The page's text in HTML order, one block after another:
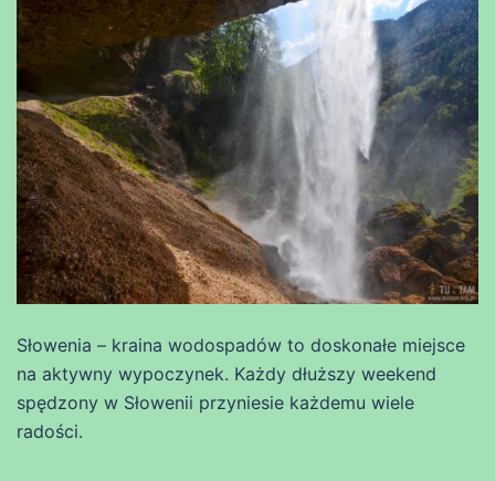
Słowenia – kraina wodospadów to doskonałe miejsce
na aktywny wypoczynek. Każdy dłuższy weekend
spędzony w Słowenii przyniesie każdemu wiele
radości.